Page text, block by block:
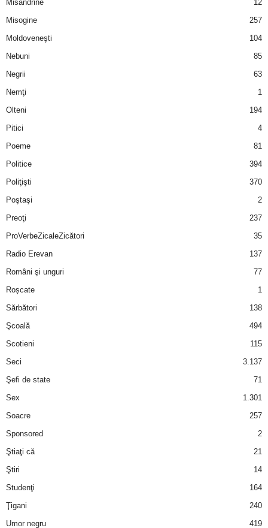
Misandrine
12
Misogine
257
Moldoveneşti
104
Nebuni
85
Negrii
63
Nemţi
1
Olteni
194
Pitici
4
Poeme
81
Politice
394
Poliţişti
370
Poştaşi
2
Preoţi
237
ProVerbeZicaleZicători
35
Radio Erevan
137
Români şi unguri
77
Roșcate
1
Sărbători
138
Şcoală
494
Scotieni
115
Seci
3.137
Şefi de state
71
Sex
1.301
Soacre
257
Sponsored
2
Ştiaţi că
21
Ştiri
14
Studenţi
164
Ţigani
240
Umor negru
419